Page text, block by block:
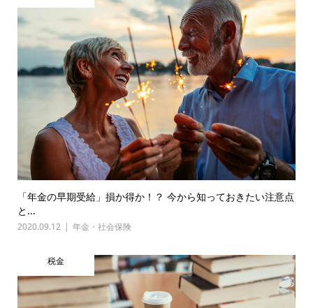
「年金の早期受給」損か得か！？ 今から知っておきたい注意点
と...
2020.09.12 年金・社会保険
税金